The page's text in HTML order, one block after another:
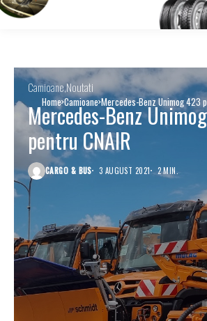
Home Camioane Mercedes-Benz Unimog 423
CamioaneNoutati
Mercedes-Benz
pentru CNAIR
CARGO & BUS 3 AUGUST 2021 2 MIN.